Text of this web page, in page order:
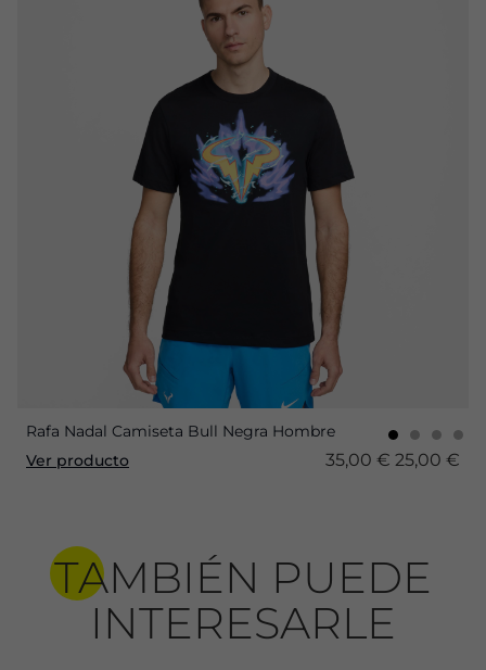
Rafa Nadal Camiseta Bull Negra Hombre
Ver producto
35,00 € 25,00 €
TAMBIÉN PUEDE
INTERESARLE